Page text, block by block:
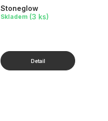
Stoneglow
Skladem (3 ks)